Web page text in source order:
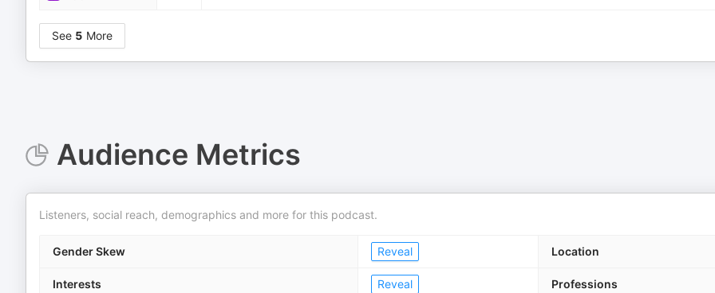
See 5 More
Audience Metrics
Listeners, social reach, demographics and more for this podcast.
Gender Skew Reveal Location
Interests Reveal Professions